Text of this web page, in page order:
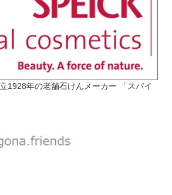
1928年の老舗石けんメーカー 「スパイ